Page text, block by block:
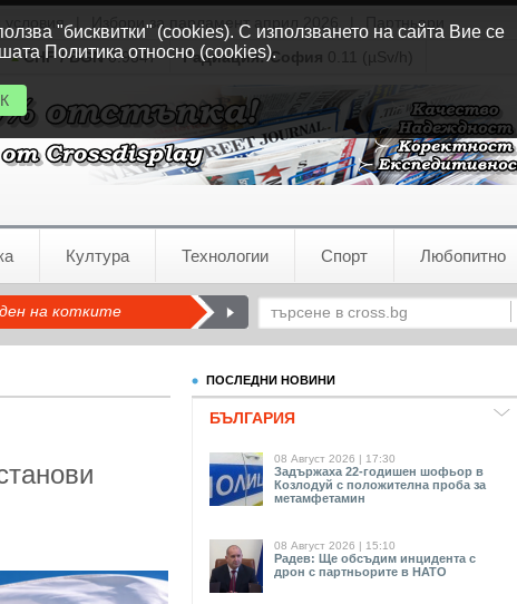
Избори за парламент април 2026
Партньори
CHF / BGN0.9347 Радиация:София 0.11 (µSv/h)
Култура Технологии Спорт Любопитно
на котките
ПОСЛЕДНИ НОВИНИ
БЪЛГАРИЯ
08 Август 2026 | 17:30
Задържаха 22-годишен шофьор в
Козлодуй с положителна проба за
метамфетамин
08 Август 2026 | 15:10
Радев: Ще обсъдим инцидента с
дрон с партньорите в НАТО
"бисквитки" (cookies). С използването на сайта Вие се
Политика относно (cookies).